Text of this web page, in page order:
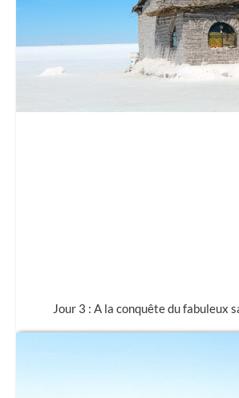
Jour 3 : A la conquête du fabuleux